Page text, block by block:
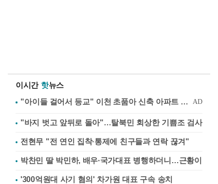
이시간 핫뉴스
"바지 벗고 앞뒤로 돌아"…탈북민 회상한 기쁨조 검사
전현무 "전 연인 집착·통제에 친구들과 연락 끊겨"
박찬민 딸 박민하, 배우·국가대표 병행하더니…근황이
'300억원대 사기 혐의' 차가원 대표 구속 송치